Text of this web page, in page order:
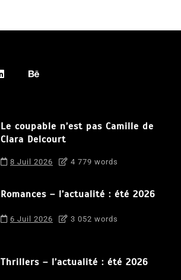
Le coupable n’est pas Camille de
Clara Delcourt
8 Juil 2026 4 779 words
Romances – l’actualité : été 2026
6 Juil 2026 3 052 words
Thrillers – l’actualité : été 2026